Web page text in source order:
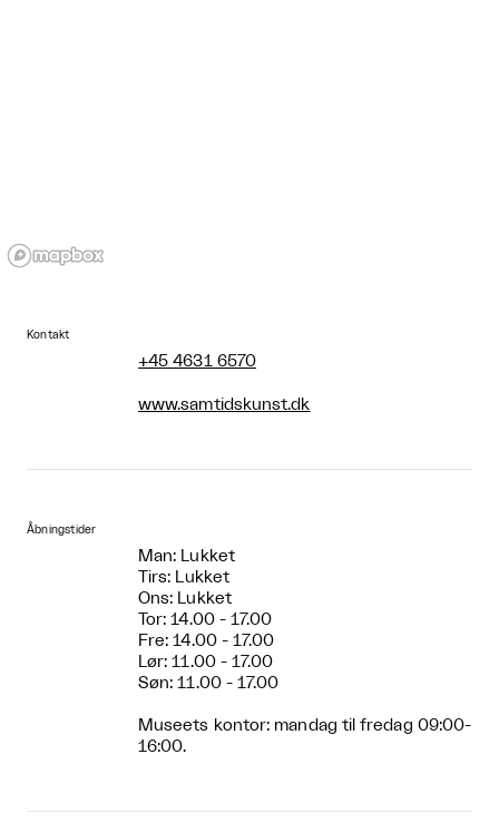
Kontakt
+45 4631 6570
www.samtidskunst.dk
Åbningstider
Man: Lukket
Tirs: Lukket
Ons: Lukket
Tor: 14.00 - 17.00
Fre: 14.00 - 17.00
Lør: 11.00 - 17.00
Søn: 11.00 - 17.00
Museets kontor: mandag til fredag 09:00-
16:00.